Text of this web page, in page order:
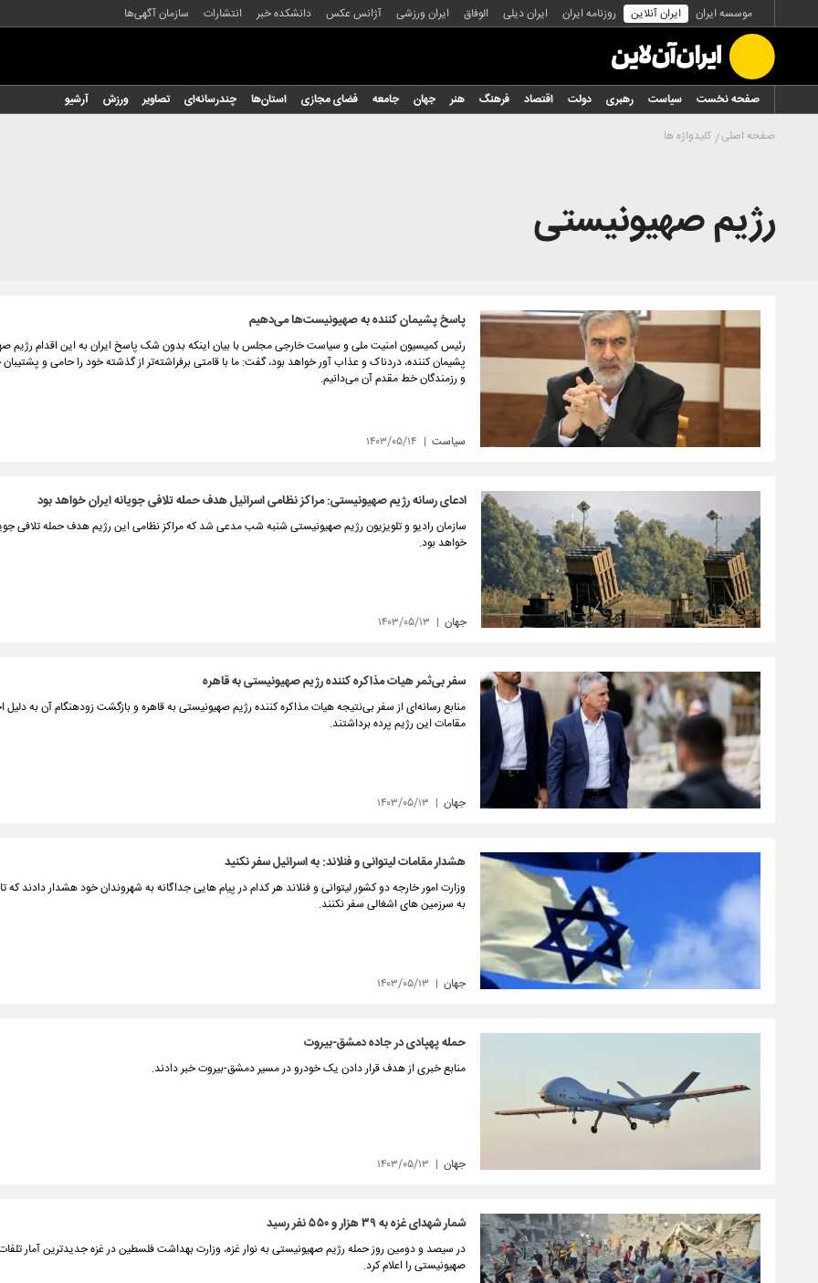
موسسه ایران ایران آنلاین روزنامه ایران ایران دیلی الوفاق ایران ورزشی آژانس عکس دانشکده خبر انتشارات سازمان آگهی‌ها
صفحه نخست سیاست رهبری دولت اقتصاد فرهنگ هنر جهان جامعه فضای مجازی استان‌ها چندرسانه‌ای تصاویر ورزش آرشیو
صفحه اصلی کلیدواژه ها
رژیم صهیونیستی
پاسخ پشیمان کننده به صهیونیست‌ها می‌دهیم
رئیس کمیسیون امنیت ملی و سیاست خارجی مجلس با بیان اینکه بدون شک پاسخ ایران به این اقدام رژیم
پشیمان کننده، دردناک و عذاب آور خواهد بود، گفت: ما با قامتی برفراشته‌تر از گذشته خود را حامی و
و رزمندگان خط مقدم آن می‌دانیم.
سیاست ۱۴۰۳/۰۵/۱۴
ادعای رسانه رژیم صهیونیستی: مراکز نظامی اسرائیل هدف حمله تلافی جویانه ایران خواهد بود
سازمان رادیو و تلویزیون رژیم صهیونیستی شنبه شب مدعی شد که مراکز نظامی این رژیم هدف حمله تلافی
خواهد بود.
جهان ۱۴۰۳/۰۵/۱۳
سفر بی‌ثمر هیات مذاکره کننده رژیم صهیونیستی به قاهره
منابع رسانه‌ای از سفر بی‌نتیجه هیات مذاکره کننده رژیم صهیونیستی به قاهره و بازگشت زودهنگام آن به دلیل
مقامات این رژیم پرده برداشتند.
جهان ۱۴۰۳/۰۵/۱۳
هشدار مقامات لیتوانی و فنلاند: به اسرائیل سفر نکنید
وزارت امور خارجه دو کشور لیتوانی و فنلاند هر کدام در پیام هایی جداگانه به شهروندان خود هشدار دادند که
به سرزمین های اشغالی سفر نکنند.
جهان ۱۴۰۳/۰۵/۱۳
حمله پهپادی در جاده دمشق-بیروت
منابع خبری از هدف قرار دادن یک خودرو در مسیر دمشق-بیروت خبر دادند.
جهان ۱۴۰۳/۰۵/۱۳
شمار شهدای غزه به ۳۹ هزار و ۵۵۰ نفر رسید
در سیصد و دومین روز حمله رژیم صهیونیستی به نوار غزه، وزارت بهداشت فلسطین در غزه جدیدترین آمار
صهیونیستی را اعلام کرد.